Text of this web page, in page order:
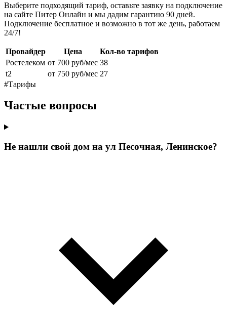
Выберите подходящий тариф, оставьте заявку на подключение
на сайте Питер Онлайн и мы дадим гарантию 90 дней.
Подключение бесплатное и возможно в тот же день, работаем
24/7!
Провайдер Цена
Кол-во тарифов
Ростелеком от 700 руб/мес 38
t2
от 750 руб/мес 27
#Тарифы
Частые вопросы
Не нашли свой дом на ул Песочная, Ленинское?